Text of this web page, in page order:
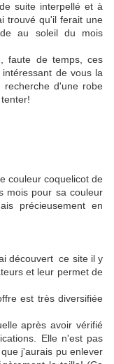
suite interpellé et à
trouvé qu'il ferait une
au soleil du mois
faute de temps, ces
de vous la
d'une robe
couleur coquelicot de
mois pour sa couleur
précieusement en
découvert ce site il y
et leur permet de
est très diversifiée
après avoir vérifié
Elle n'est pas
j'aurais pu enlever